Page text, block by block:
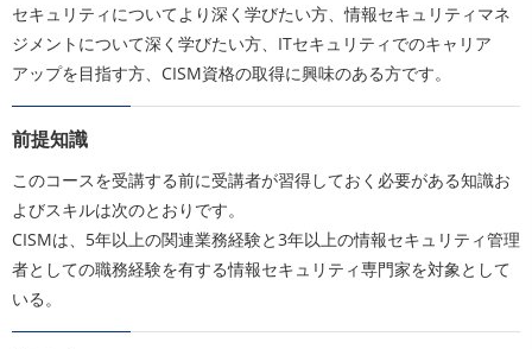
セキュリティについてより深く学びたい方、情報セキュリティマネ
ジメントについて深く学びたい方、ITセキュリティでのキャリア
アップを目指す方、CISM資格の取得に興味のある方です。
前提知識
このコースを受講する前に受講者が習得しておく必要がある知識お
よびスキルは次のとおりです。
CISMは、5年以上の関連業務経験と3年以上の情報セキュリティ管理
者としての職務経験を有する情報セキュリティ専門家を対象として
いる。